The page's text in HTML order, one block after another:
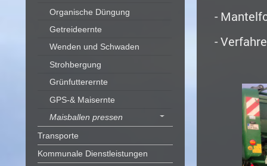
-
-
Organische Düngung
Getreideernte
Wenden und Schwaden
Strohbergung
Grünfutterernte
GPS-& Maisernte
Maisballen pressen
Transporte
Kommunale Dienstleistungen